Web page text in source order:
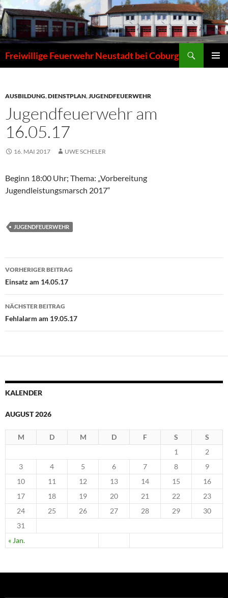
Zum
Inhalt
springen
Freiwillige Feuerwehr Neustadt bei Coburg
AUSBILDUNG,DIENSTPLAN,JUGENDFEUERWEHR
Jugendfeuerwehr am
16.05.17
16. MAI 2017 UWE SCHELER
Beginn 18:00 Uhr; Thema: „Vorbereitung
Jugendleistungsmarsch 2017“
JUGENDFEUERWEHR
Beitragsnavigation
VORHERIGER BEITRAG
Einsatz am 14.05.17
NÄCHSTER BEITRAG
Fehlalarm am 19.05.17
KALENDER
AUGUST 2026
M D M D F S S
« Jan.
1
2
3
4 5 6 7 8
9
10
11 12 13 14 15
16
17
18 19 20 21 22
23
24
25 26 27 28 29
30
31